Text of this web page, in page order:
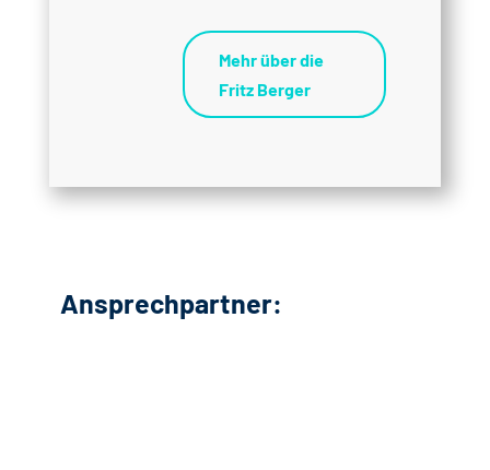
Mehr über die
Fritz Berger
Ansprechpartner: